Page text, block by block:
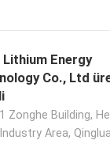
Lithium Energy
Co., Ltd
Zonghe Building,
Area,